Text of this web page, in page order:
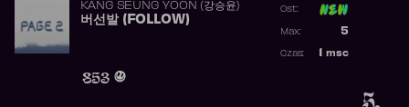
5.
KANG SEUNG YOON (강승윤)
버선발 (FOLLOW)
853
Ost:
5
Max:
msc
Czas: